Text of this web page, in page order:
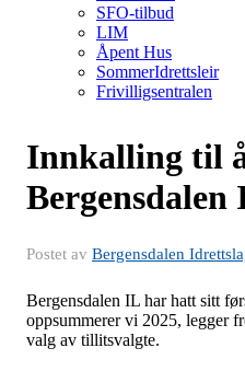
SFO-tilbud
LIM
Åpent Hus
SommerIdrettsleir
Frivilligsentralen
Innkalling til
Bergensdalen
Postet av Bergensdalen
Bergensdalen IL har hatt sitt
oppsummerer vi 2025, legger
valg av tillitsvalgte.